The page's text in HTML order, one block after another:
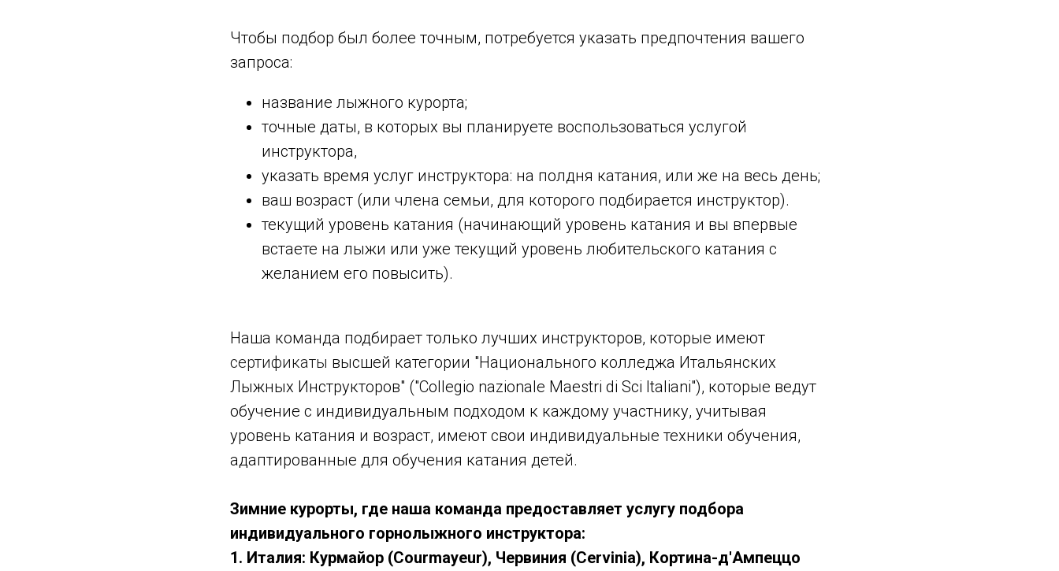
Чтобы подбор был более точным, потребуется указать предпочтения вашего
запроса:
название лыжного курорта;
точные даты, в которых вы планируете воспользоваться услугой
инструктора,
указать время услуг инструктора: на полдня катания, или же на весь день;
ваш возраст (или члена семьи, для которого подбирается инструктор).
текущий уровень катания (начинающий уровень катания и вы впервые
встаете на лыжи или уже текущий уровень любительского катания с
желанием его повысить).
Наша команда подбирает только лучших инструкторов, которые имеют
сертификаты высшей категории "Национального колледжа Итальянских
Лыжных Инструкторов" ("Collegio nazionale Maestri di Sci Italiani"), которые ведут
обучение с индивидуальным подходом к каждому участнику, учитывая
уровень катания и возраст, имеют свои индивидуальные техники обучения,
адаптированные для обучения катания детей.
Зимние курорты, где наша команда предоставляет услугу подбора
индивидуального горнолыжного инструктора:
1. Италия: Курмайор (Courmayeur), Червиния (Cervinia), Кортина-д'Ампеццо